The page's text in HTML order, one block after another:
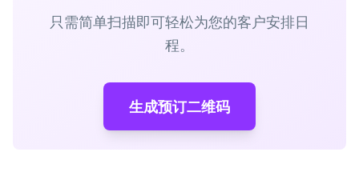
只需简单扫描即可轻松为您的客户安排日
程。
生成预订二维码